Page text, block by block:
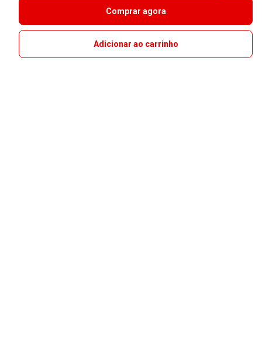
Comprar agora
Adicionar ao carrinho